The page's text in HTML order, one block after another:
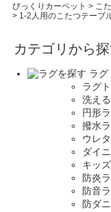
びっくりカーペット > こ
> 1-2人用のこたつテーブ
カテゴリから
ラグ
ラグ
洗え
円形
撥水
ウレ
ダイ
キッ
防炎
防音
防ダ